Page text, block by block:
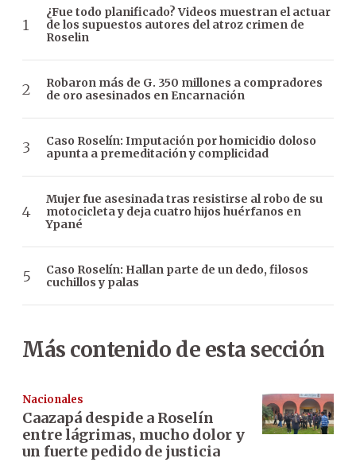
¿Fue todo planificado? Videos muestran el actuar
de los supuestos autores del atroz crimen de
Roselin
Robaron más de G. 350 millones a compradores
de oro asesinados en Encarnación
Caso Roselín: Imputación por homicidio doloso
apunta a premeditación y complicidad
Mujer fue asesinada tras resistirse al robo de su
motocicleta y deja cuatro hijos huérfanos en
Ypané
Caso Roselín: Hallan parte de un dedo, filosos
cuchillos y palas
Más contenido de esta sección
Nacionales
Caazapá despide a Roselín
entre lágrimas, mucho dolor y
un fuerte pedido de justicia